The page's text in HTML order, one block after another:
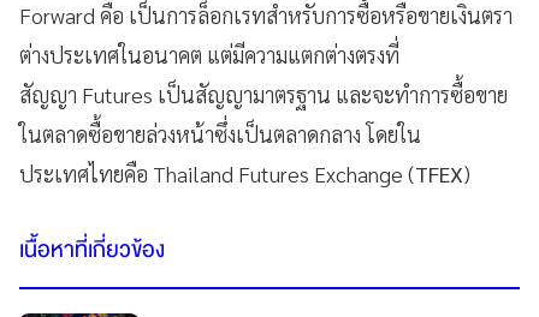
Forward คือ เป็นการล็อกเรทสำหรับการซื้อหรือขายเงินตรา
ต่างประเทศในอนาคต แต่มีความแตกต่างตรงที่
สัญญา Futures เป็นสัญญามาตรฐาน และจะทำการซื้อขาย
ในตลาดซื้อขายล่วงหน้าซึ่งเป็นตลาดกลาง โดยใน
ประเทศไทยคือ Thailand Futures Exchange (TFEX)
เนื้อหาที่เกี่ยวข้อง